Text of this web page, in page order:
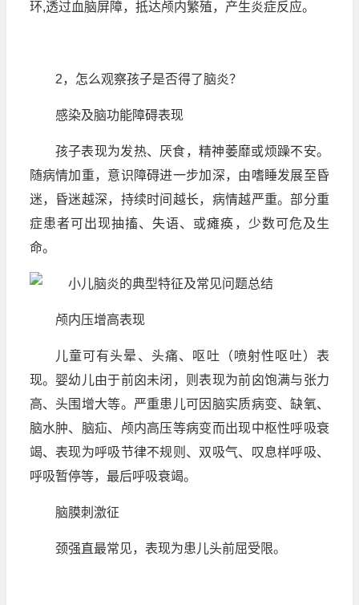
环,透过血脑屏障，抵达颅内繁殖，产生炎症反应。
2，怎么观察孩子是否得了脑炎？
感染及脑功能障碍表现
孩子表现为发热、厌食，精神萎靡或烦躁不安。
随病情加重，意识障碍进一步加深，由嗜睡发展至昏
迷，昏迷越深，持续时间越长，病情越严重。部分重
症患者可出现抽搐、失语、或瘫痪，少数可危及生
命。
颅内压增高表现
儿童可有头晕、头痛、呕吐（喷射性呕吐）表
现。婴幼儿由于前囟未闭，则表现为前囟饱满与张力
高、头围增大等。严重患儿可因脑实质病变、缺氧、
脑水肿、脑疝、颅内高压等病变而出现中枢性呼吸衰
竭、表现为呼吸节律不规则、双吸气、叹息样呼吸、
呼吸暂停等，最后呼吸衰竭。
脑膜刺激征
颈强直最常见，表现为患儿头前屈受限。